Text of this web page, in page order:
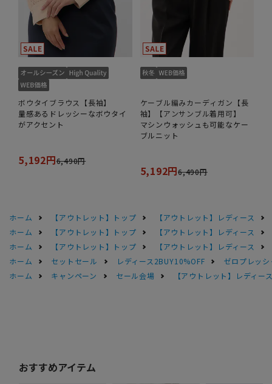
ボウタイブラウス【長袖】
量感あるドレッシーなボウタイ
がアクセント
5,192円6,490円
ケーブル編みカーディガン【長
袖】【アンサンブル着用可】
マシンウォッシュも可能なケー
ブルニット
5,192円6,490円
ホーム 【アウトレット】トップ
【アウトレット】レディース
ホーム
【アウトレット】トップ
【アウトレット】レディース
ホーム
【アウトレット】トップ
【アウトレット】レディース
ホーム
セットセール レディース2BUY10%OFF
ゼロプレッ
ホーム
キャンペーン セール会場 【アウトレット】レディー